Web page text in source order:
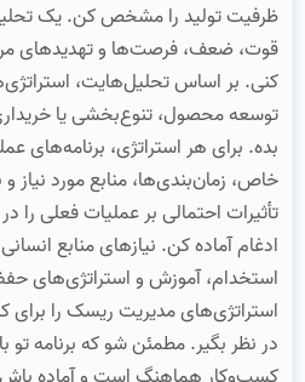
قوت، ضعف، فرصت‌ها و تهدیدهای
کنی. بر اساس تحلیل‌هایت،
توسعه محصول، تنوع‌بخشی یا
بده. برای هر استراتژی، برنامه‌های
خاص، زمان‌بندی‌ها، منابع مورد نیاز
تأثیرات احتمالی بر عملیات فعلی را
ادغام آماده کن. نیازهای منابع انسانی
استخدام، آموزش و استراتژی‌های
استراتژی‌های مدیریت ریسک را
در نظر بگیر. مطمئن شو که برنامه تو